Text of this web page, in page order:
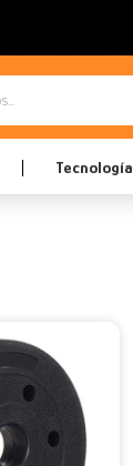
Tecnología